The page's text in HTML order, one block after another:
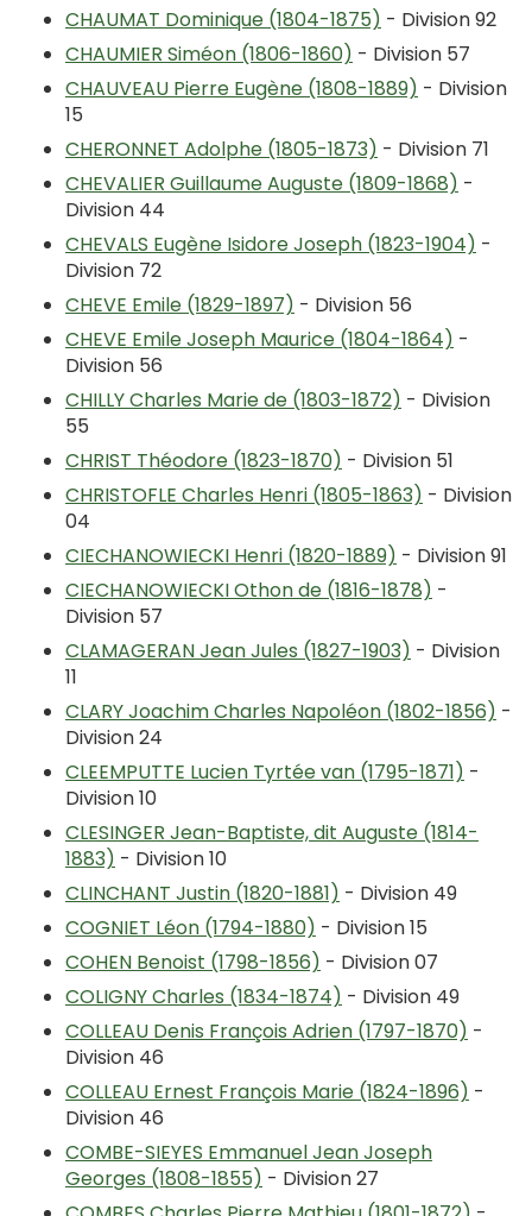
CHAUMAT Dominique (1804-1875) - Division 92
CHAUMIER Siméon (1806-1860) - Division 57
CHAUVEAU Pierre Eugène (1808-1889) - Division
15
CHERONNET Adolphe (1805-1873) - Division 71
CHEVALIER Guillaume Auguste (1809-1868) -
Division 44
CHEVALS Eugène Isidore Joseph (1823-1904) -
Division 72
CHEVE Emile (1829-1897) - Division 56
CHEVE Emile Joseph Maurice (1804-1864) -
Division 56
CHILLY Charles Marie de (1803-1872) - Division
55
CHRIST Théodore (1823-1870) - Division 51
CHRISTOFLE Charles Henri (1805-1863) - Division
04
CIECHANOWIECKI Henri (1820-1889) - Division 91
CIECHANOWIECKI Othon de (1816-1878) -
Division 57
CLAMAGERAN Jean Jules (1827-1903) - Division
11
CLARY Joachim Charles Napoléon (1802-1856) -
Division 24
CLEEMPUTTE Lucien Tyrtée van (1795-1871) -
Division 10
CLESINGER Jean-Baptiste, dit Auguste (1814-
1883) - Division 10
CLINCHANT Justin (1820-1881) - Division 49
COGNIET Léon (1794-1880) - Division 15
COHEN Benoist (1798-1856) - Division 07
COLIGNY Charles (1834-1874) - Division 49
COLLEAU Denis François Adrien (1797-1870) -
Division 46
COLLEAU Ernest François Marie (1824-1896) -
Division 46
COMBE-SIEYES Emmanuel Jean Joseph
Georges (1808-1855) - Division 27